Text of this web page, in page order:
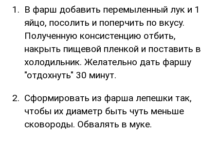
В фарш добавить перемыленный лук и 1
яйцо, посолить и поперчить по вкусу.
Полученную консистенцию отбить,
накрыть пищевой пленкой и поставить в
холодильник. Желательно дать фаршу
"отдохнуть" 30 минут.
Сформировать из фарша лепешки так,
чтобы их диаметр быть чуть меньше
сковороды. Обвалять в муке.